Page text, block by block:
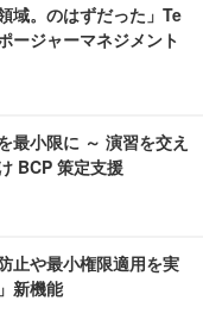
域。のはずだった」Te
ージャーマネジメント
最小限に ～ 演習を交え
BCP 策定支援
止や最小権限適用を実
新機能